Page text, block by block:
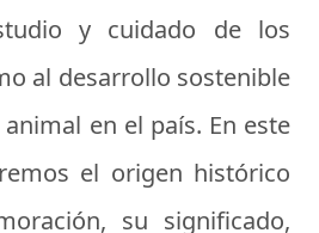
y cuidado de los
al desarrollo sostenible
en el país. En este
el origen histórico
su significado,